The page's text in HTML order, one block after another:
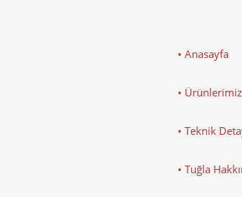
• Anasayfa
• Ürünlerimiz
• Teknik
• Tuğla